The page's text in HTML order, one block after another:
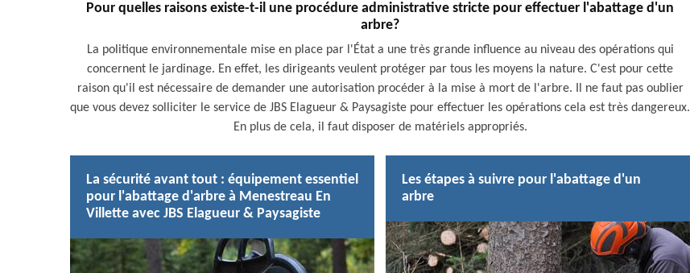
Pour quelles raisons existe-t-il une procédure administrative stricte pour effectuer l'abattage d'un
arbre?
La politique environnementale mise en place par l'État a une très grande influence au niveau des opérations qui
concernent le jardinage. En effet, les dirigeants veulent protéger par tous les moyens la nature. C'est pour cette
raison qu'il est nécessaire de demander une autorisation procéder à la mise à mort de l'arbre. Il ne faut pas oublier
que vous devez solliciter le service de JBS Elagueur & Paysagiste pour effectuer les opérations cela est très dangereux.
En plus de cela, il faut disposer de matériels appropriés.
La sécurité avant tout : équipement essentiel
pour l'abattage d'arbre à Menestreau En
Villette avec JBS Elagueur & Paysagiste
Les étapes à suivre pour l'abattage d'un
arbre